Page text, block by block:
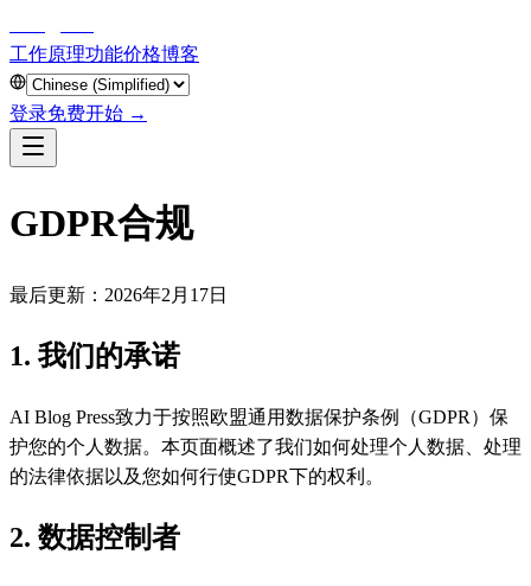
工作原理功能价格博客
登录免费开始 →
GDPR合规
最后更新：2026年2月17日
1. 我们的承诺
AI Blog Press致力于按照欧盟通用数据保护条例（GDPR）保
护您的个人数据。本页面概述了我们如何处理个人数据、处理
的法律依据以及您如何行使GDPR下的权利。
2. 数据控制者